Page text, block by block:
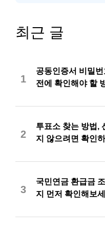
최근 글
1
공동인증서 비밀
전에 확인해야 할
2
투표소 찾는 방법,
지 않으려면 확인
3
국민연금 환급금
지 먼저 확인해보